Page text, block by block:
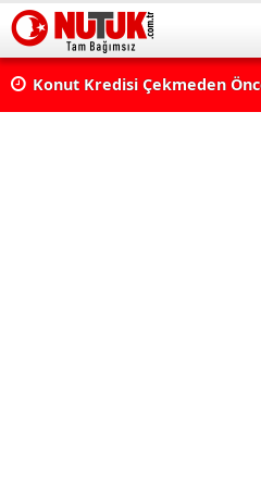
Konut Kredisi Çekmeden